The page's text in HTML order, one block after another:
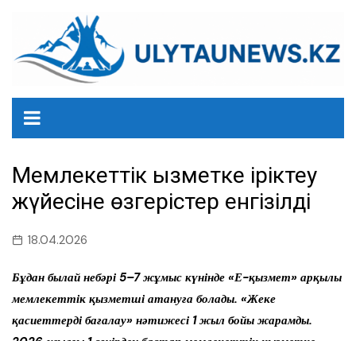
содержанию
Мемлекеттік қызметке іріктеу
жүйесіне өзгерістер енгізілді
18.04.2026
Бұдан былай небәрі 5–7 жұмыс күнінде «Е-қызмет» арқылы
мемлекеттік қызметші атануға болады. «Жеке
қасиеттерді бағалау» нәтижесі 1 жыл бойы жарамды.